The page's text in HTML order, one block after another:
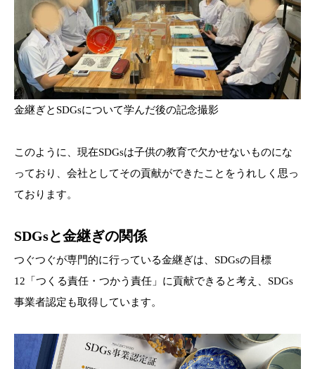
金継ぎとSDGsについて学んだ後の記念撮影
このように、現在SDGsは子供の教育で欠かせないものにな
っており、会社としてその貢献ができたことをうれしく思っ
ております。
SDGsと金継ぎの関係
つぐつぐが専門的に行っている金継ぎは、SDGsの目標
12「つくる責任・つかう責任」に貢献できると考え、SDGs
事業者認定も取得しています。